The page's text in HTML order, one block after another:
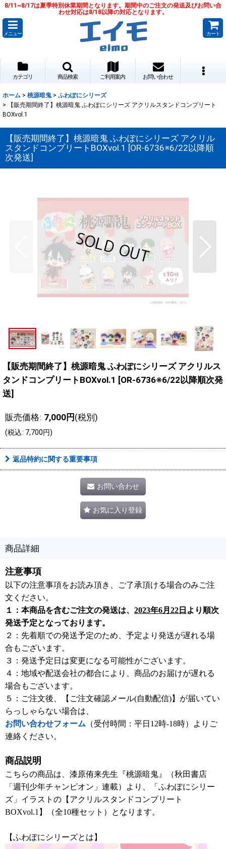
8/11~8/17は夏季特別休業期間となります。期間中のご注文の発送及びお問い合
わせ対応は8/18以降の対応となります。
メニュー カート
カテゴリ 商品検索 ご利用案内 お問い合わせ
ホーム > 桃源暗鬼 > ふわぽにシリーズ
>
【販売期間終了】桃源暗鬼 ふわぽにシリーズ アクリルスタンドコンプリート
BOXvol.1
【販売期間終了】桃源暗鬼 ふわぽにシリーズ アクリル
スタンドコンプリートBOXvol.1 [OR-6736※6/22以降順
次発送]
【販売期間終了】桃源暗鬼 ふわぽにシリーズ アクリルス
タンドコンプリートBOXvol.1 [OR-6736※6/22以降順次発
送]
販売価格: 7,000円(税別)
(税込: 7,700円)
返品特約に関する重要事項
お問い合わせ
お気に入り登録
商品詳細
注意事項
以下の注意事項をお読み頂き、ご了承頂ける場合のみご注
文ください。
１：本商品を含むご注文の発送は、 2023年6月22日 より順次
発送予定となっております。
２：先着順での発送予定のため、予定より発送が遅れる場
合もございます。
３：発送予定日は変更になる可能性がございます。
４：地域や配送会社の都合により、商品のお届けが遅れる
場合もございます。
５：ご注文後、【ご注文確認メール(自動配信)】が届いてい
らっしゃらない場合は、
お問い合わせフォーム （受付時間：平日12時-18時）よりご
連絡ください。
商品説明
こちらの商品は、漆原侑来先生『桃源暗鬼』（秋田書店
「週刊少年チャンピオン」連載）より、「ふわぽにシリー
ズ」イラストの【アクリルスタンドコンプリート
BOXvol.1】（全10種セット）となります。
【ふわぽにシリーズとは】